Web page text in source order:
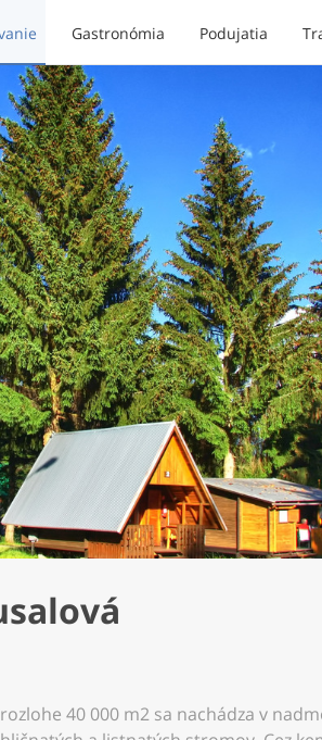
Gastronómia Podujatia
40 000 m2 sa nachádza v